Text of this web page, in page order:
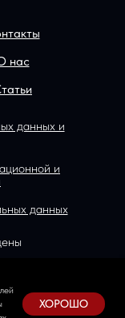
нас
данных и
и
данных
ХОРОШО